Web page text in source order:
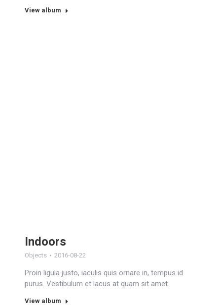
View album
Indoors
Objects 2016-08-22
Proin ligula justo, iaculis quis ornare in, tempus id
purus. Vestibulum et lacus at quam sit amet.
View album